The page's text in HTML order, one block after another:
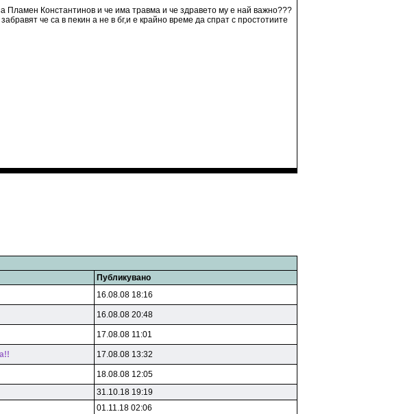
Пламен Константинов и че има травма и че здравето му е най важно???
че са в пекин а не в бг,и е крайно време да спрат с простотиите
Публикувано
16.08.08 18:16
16.08.08 20:48
17.08.08 11:01
17.08.08 13:32
18.08.08 12:05
31.10.18 19:19
01.11.18 02:06